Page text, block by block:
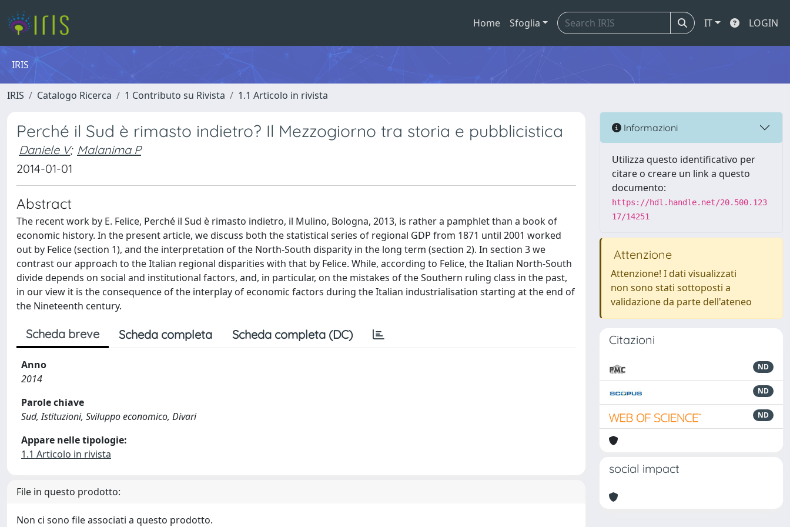
Home Sfoglia IT LOGIN
IRIS
IRIS Catalogo Ricerca 1 Contributo su Rivista 1.1 Articolo in rivista
Perché il Sud è rimasto indietro? Il Mezzogiorno tra storia e pubblicistica
Daniele V; Malanima P
2014-01-01
Abstract
The recent work by E. Felice, Perché il Sud è rimasto indietro, il Mulino, Bologna, 2013, is rather a pamphlet than a book of
economic history. In the present article, we discuss both the statistical series of regional GDP from 1871 until 2001 worked
out by Felice (section 1), and the interpretation of the North-South disparity in the long term (section 2). In section 3 we
contrast our approach to the Italian regional disparities with that by Felice. While, according to Felice, the Italian North-South
divide depends on social and institutional factors, and, in particular, on the mistakes of the Southern ruling class in the past,
in our view it is the consequence of the interplay of economic factors during the Italian industrialisation starting at the end of
the Nineteenth century.
Scheda breve Scheda completa Scheda completa (DC)
Anno
2014
Parole chiave
Sud, Istituzioni, Sviluppo economico, Divari
Appare nelle tipologie:
1.1 Articolo in rivista
File in questo prodotto:
Non ci sono file associati a questo prodotto.
Informazioni
Utilizza questo identificativo per
citare o creare un link a questo
documento:
https://hdl.handle.net/20.500.123
17/14251
Attenzione
Attenzione! I dati visualizzati
non sono stati sottoposti a
validazione da parte dell'ateneo
Citazioni
ND
ND
ND
social impact